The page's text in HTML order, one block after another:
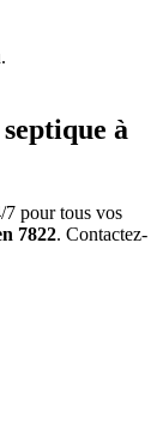
à
7 pour tous vos
7822. Contactez-